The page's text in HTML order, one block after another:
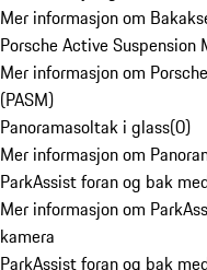
Mer informasjon om
Porsche Active Suspension
Mer informasjon om
(PASM)
Panoramasoltak i glass(0)
Mer informasjon om
ParkAssist foran og bak
Mer informasjon om
kamera
ParkAssist foran og bak